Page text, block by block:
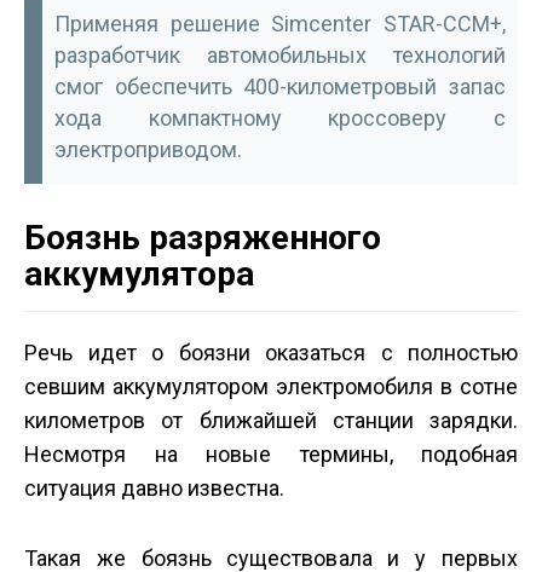
Применяя решение Simcenter STAR-CCM+,
разработчик автомобильных технологий
смог обеспечить 400-километровый запас
хода компактному кроссоверу с
электроприводом.
Боязнь разряженного
аккумулятора
Речь идет о боязни оказаться с полностью
севшим аккумулятором электромобиля в сотне
километров от ближайшей станции зарядки.
Несмотря на новые термины, подобная
ситуация давно известна.
Такая же боязнь существовала и у первых